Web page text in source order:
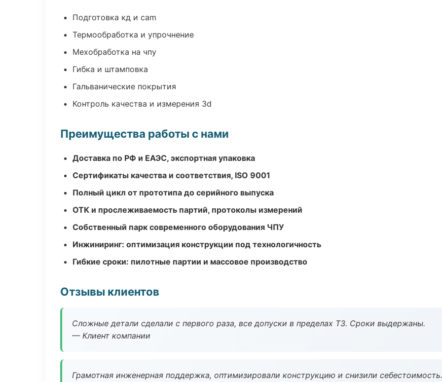
Подготовка кд и cam
Термообработка и упрочнение
Мехобработка на чпу
Гибка и штамповка
Гальванические покрытия
Контроль качества и измерения 3d
Преимущества работы с нами
Доставка по РФ и ЕАЭС, экспортная упаковка
Сертификаты качества и соответствия, ISO 9001
Полный цикл от прототипа до серийного выпуска
ОТК и прослеживаемость партий, протоколы измерений
Собственный парк современного оборудования ЧПУ
Инжиниринг: оптимизация конструкции под технологичность
Гибкие сроки: пилотные партии и массовое производство
Отзывы клиентов
Сложные детали сделали с первого раза, все допуски в пределах ТЗ. Сроки выдержаны.
— Клиент компании
Грамотная инженерная поддержка, оптимизировали конструкцию и снизили себестоимость.